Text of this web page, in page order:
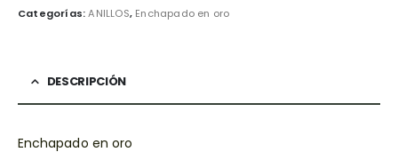
Categorías:ANILLOS, Enchapado en oro
DESCRIPCIÓN
Enchapado en oro